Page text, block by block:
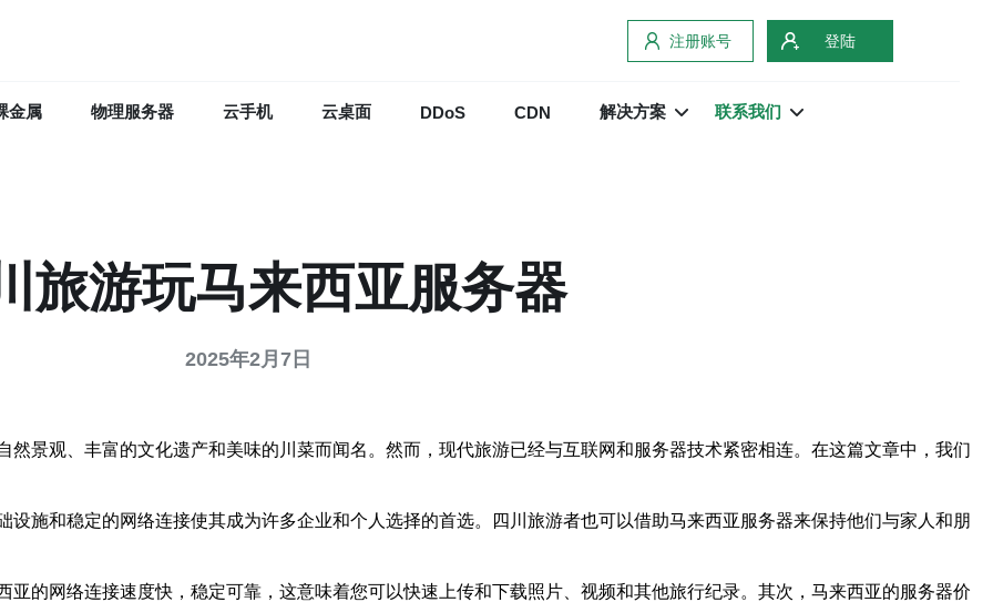
注册账号 登陆
金属 物理服务器 云手机 云桌面 DDoS CDN 解决方案 联系我们
旅游玩马来西亚服务器
2025年2月7日
景观、丰富的文化遗产和美味的川菜而闻名。然而，现代旅游已经与互联网和服务器技术紧密相连。在这篇文章中，我们
施和稳定的网络连接使其成为许多企业和个人选择的首选。四川旅游者也可以借助马来西亚服务器来保持他们与家人和朋
的网络连接速度快，稳定可靠，这意味着您可以快速上传和下载照片、视频和其他旅行纪录。其次，马来西亚的服务器价